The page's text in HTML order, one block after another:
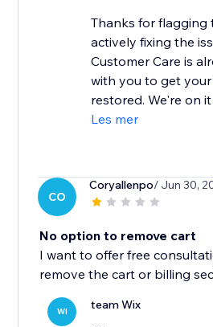
Thanks for flagging
actively fixing the
Customer Care is
with you to get
restored. We're on it
Les mer
CO
Coryallenpo/ Jun 30,
No option to remove cart
I want to offer free
remove the cart or billing
WI team Wix